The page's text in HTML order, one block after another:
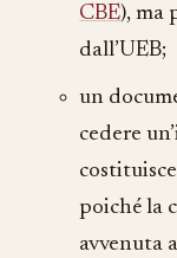
CBE), ma
dall’UEB;
un
cedere
poiché la
avvenuta